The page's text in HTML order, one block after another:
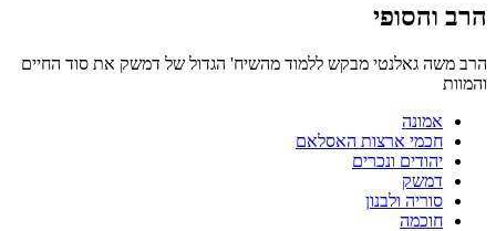
הרב והסופי
הרב משה גאלנטי מבקש ללמוד מהשיח' הגדול של דמשק את סוד החיים
והמוות
אמונה
חכמי ארצות האסלאם
יהודים ונכרים
דמשק
סוריה ולבנון
חוכמה